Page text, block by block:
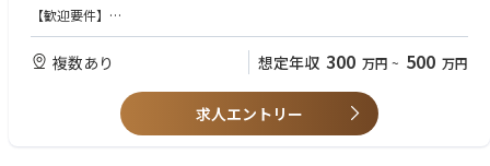
■KOL and Marketing Activities
・Build and maintain strong relationships with Key Opinion Leaders.
・Support congresses, exhibitions, educational events, and marketing pr
・Develop marketing materials and sales tools.
・Contribute to clinical and scientific marketing initiatives.
す。
【具体的なイメージ】
「現在臨床試験をしている製品Xにおける医師の受容性を確認したい」
「特定の疾患を啓発するサイトや広告について、効果測定をしたい」
「すでに売られている一般用かぜ薬の消費者ターゲットプロフィールを知
【歓迎要件】
・医療・製薬業界での経験がある方
・マーケティング・リサーチの経験がある方、多変量解析・統計解析の経
験がある方
・ビジネスで英語を使われていた方
・医師や患者を対象とした定量調査、定性調査に基づく、製薬企業の臨床
研究・論文化の業務に知見や経験のある方
複数あり 想定年収 300 万円 ~ 500 万円
求人エントリー